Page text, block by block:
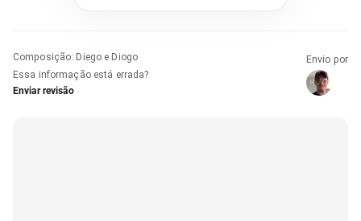
Composição: Diego e Diogo
Essa informação está errada?
Enviar revisão
Envio por